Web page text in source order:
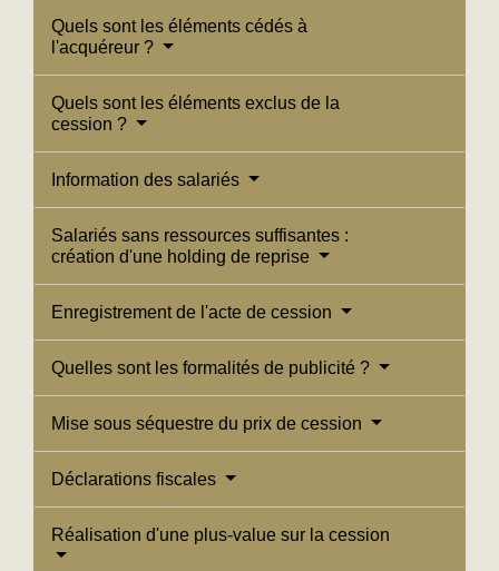
Quels sont les éléments cédés à
l'acquéreur ?
Quels sont les éléments exclus de la
cession ?
Information des salariés
Salariés sans ressources suffisantes :
création d'une holding de reprise
Enregistrement de l'acte de cession
Quelles sont les formalités de publicité ?
Mise sous séquestre du prix de cession
Déclarations fiscales
Réalisation d'une plus-value sur la cession